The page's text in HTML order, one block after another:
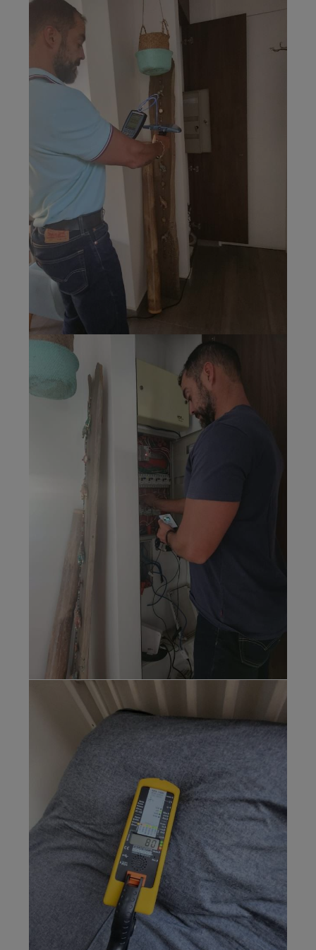
Medición de
Campos
Eléctricos en
zona de
descanso
Medición
radiación alta
frecuencia
(wifi, Bt,
celular) con
Aaronia
Spectran V4
Medición
"electricidad
sucia" en
tablero